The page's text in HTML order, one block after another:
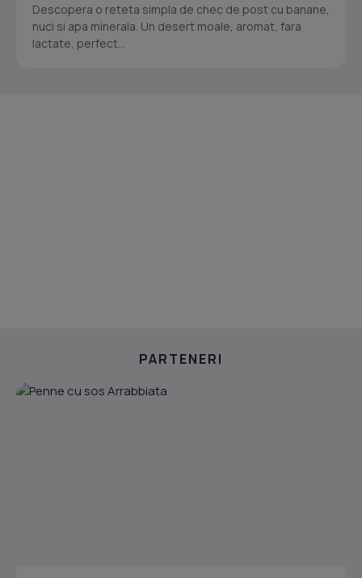
Descopera o reteta simpla de chec de post cu banane,
nuci si apa minerala. Un desert moale, aromat, fara
lactate, perfect...
PARTENERI